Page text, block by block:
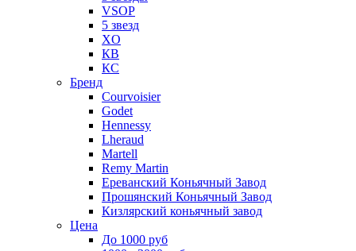
VSOP
5 звезд
XO
КВ
КС
Бренд
Courvoisier
Godet
Hennessy
Lheraud
Martell
Remy Martin
Ереванский Коньячный Завод
Прошянский Коньячный Завод
Кизлярский коньячный завод
Цена
До 1000 руб